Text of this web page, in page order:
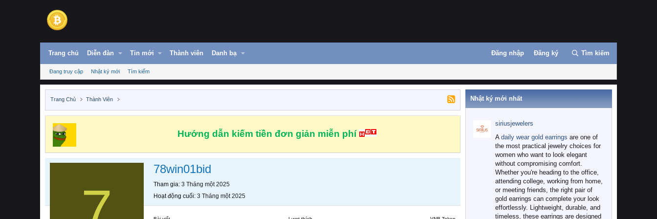
Trang chủ Diễn đàn Tin mới Thành viên Danh bạ Đăng nhập Đăng ký Tìm kiếm
Đang truy cập Nhật ký mới Tìm kiếm
Trang Chủ Thành Viên
Hướng dẫn kiếm tiền đơn giản miễn phí
78win01bid
Tham gia 3 Tháng một 2025
Hoạt động cuối 3 Tháng một 2025
Nhật ký mới nhất
siriusjewelers
A daily wear gold earrings are one of
the most practical jewelry choices for
women who want to look elegant
without compromising comfort.
Whether you're heading to the office,
attending college, working from home,
or meeting friends, the right pair of
gold earrings can complete your look
effortlessly. Lightweight, durable, and
timeless, these earrings are designed